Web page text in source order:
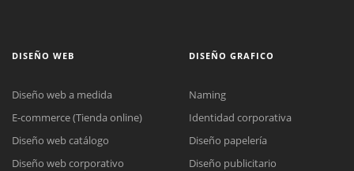
DISEÑO WEB
Diseño web a medida
E-commerce (Tienda online)
Diseño web catálogo
Diseño web corporativo
DISEÑO GRAFICO
Naming
Identidad corporativa
Diseño papelería
Diseño publicitario